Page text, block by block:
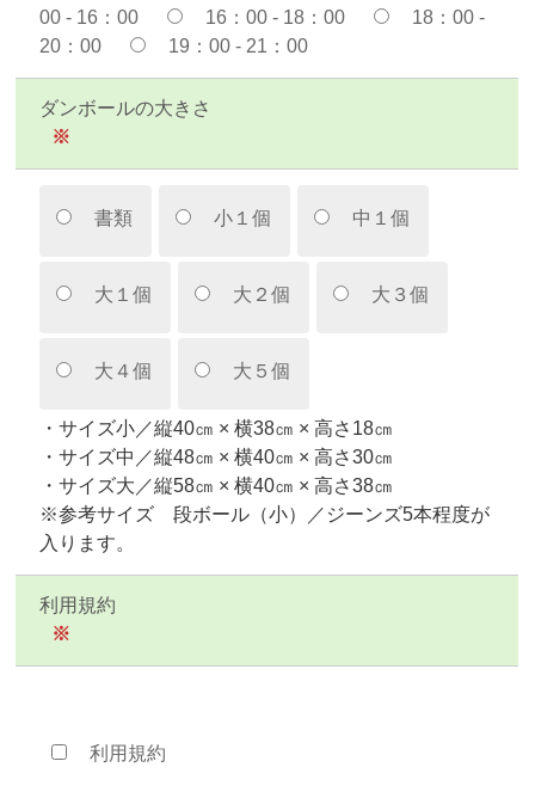
00 - 16：00
16：00 - 18：00
18：00 -
20：00
19：00 - 21：00
ダンボールの大きさ
※
書類 小１個 中１個
大１個 大２個 大３個
大４個 大５個
・サイズ小／縦40㎝ × 横38㎝ × 高さ18㎝
・サイズ中／縦48㎝ × 横40㎝ × 高さ30㎝
・サイズ大／縦58㎝ × 横40㎝ × 高さ38㎝
※参考サイズ 段ボール（小）／ジーンズ5本程度が
入ります。
利用規約
※
利用規約